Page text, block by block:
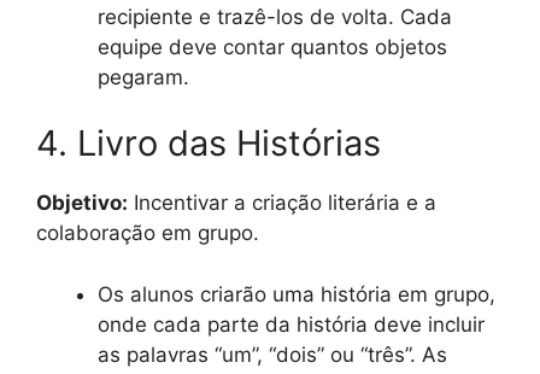
recipiente e trazê-los de volta. Cada
equipe deve contar quantos objetos
pegaram.
4. Livro das Histórias
Objetivo: Incentivar a criação literária e a
colaboração em grupo.
Os alunos criarão uma história em grupo,
onde cada parte da história deve incluir
as palavras “um”, “dois” ou “três”. As